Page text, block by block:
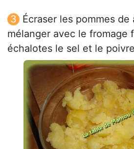
Écraser les pommes
mélanger avec le fromage
échalotes le sel et le